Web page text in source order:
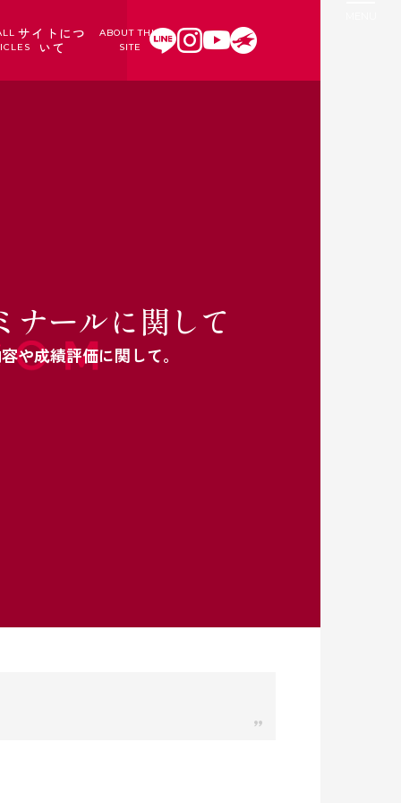
サイトにつ
いて
ABOUT THIS
SITE
ナールに関して
や成績評価に関して。